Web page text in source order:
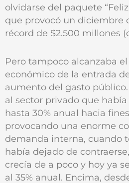
olvidarse del paquete
que provocó un diciembre
récord de $2.500 millones
Pero tampoco alcanzaba
económico de la entrada
aumento del gasto
al sector privado que
hasta 30% anual hacia
provocando una enorme
demanda interna, cuando
había dejado de
crecía de a poco y hoy ya
al 35% anual. Encima,